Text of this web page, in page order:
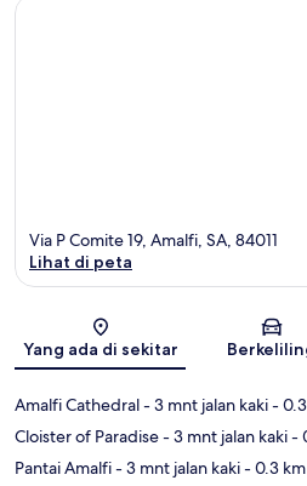
Peta
Via P Comite 19, Amalfi, SA, 84011
Lihat di peta
Yang ada di sekitar
Amalfi Cathedral- 3 mnt jalan kaki-
Cloister of Paradise- 3 mnt jalan kaki-
Pantai Amalfi- 3 mnt jalan kaki- 0.3 km